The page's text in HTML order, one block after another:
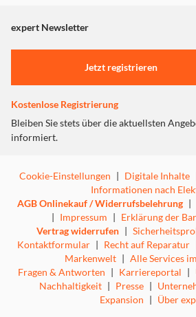
"Marketing".
Einstellungen anpassen
expert Newsletter
Jetzt registrieren
Kostenlose Registrierung
Bleiben Sie stets über die aktuellsten
informiert.
Cookie-Einstellungen | Digitale Inhalte
Informationen nach
AGB Onlinekauf / Widerrufsbelehrung |
| Impressum | Erklärung der
Vertrag widerrufen |
Kontaktformular | Recht auf Reparatur
Markenwelt | Alle Services
Fragen & Antworten | Karriereportal |
Nachhaltigkeit | Presse |
Expansion | Über